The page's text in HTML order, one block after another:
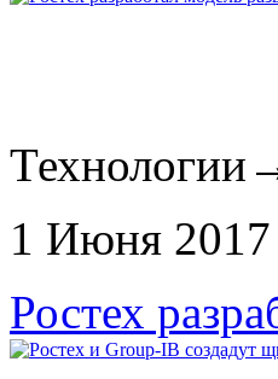
Технологии
1 Июня 2017
Ростех